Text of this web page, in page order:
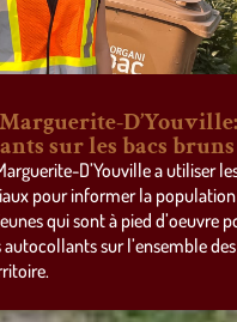
sur les bacs bruns
D’Youville a utiliser
pour informer la
qui sont à pied d’oeuvre
autocollants sur l’ensemble